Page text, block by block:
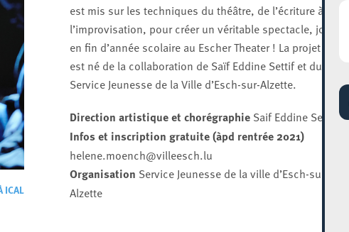
ICAL
est mis sur les techniques du théâtre, de l’écriture à
l’improvisation, pour créer un véritable spectacle, joué
en fin d’année scolaire au Escher Theater ! La projet PATE
est né de la collaboration de Saïf Eddine Settif et du
Service Jeunesse de la Ville d’Esch-sur-Alzette.
Direction artistique et chorégraphie Saif Eddine Setiff
Infos et inscription gratuite (àpd rentrée 2021)
helene.moench@villeesch.lu
Organisation Service Jeunesse de la ville d’Esch-sur-
Alzette